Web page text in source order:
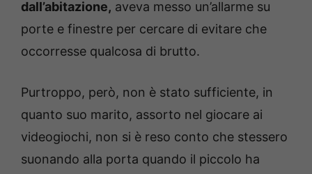
dall’abitazione, aveva messo un’allarme su
porte e finestre per cercare di evitare che
occorresse qualcosa di brutto.
Purtroppo, però, non è stato sufficiente, in
quanto suo marito, assorto nel giocare ai
videogiochi, non si è reso conto che stessero
suonando alla porta quando il piccolo ha